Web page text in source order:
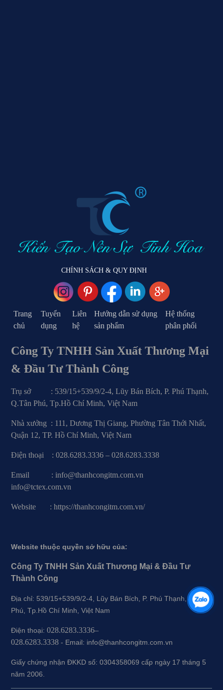
CHÍNH SÁCH & QUY ĐỊNH
Trang
chủ
Tuyển
dụng
Liên
hệ
Hướng dẫn sử dụng
sản phẩm
Hệ thống
phân phối
Công Ty TNHH Sản Xuất Thương Mại
& Đầu Tư Thành Công
Trụ sở : 539/15+539/9/2-4, Lũy Bán Bích, P. Phú Thạnh,
Q.Tân Phú, Tp.Hồ Chí Minh, Việt Nam
Nhà xưởng : 111, Dương Thị Giang, Phường Tân Thới Nhất,
Quận 12, TP. Hồ Chí Minh, Việt Nam
Điện thoại : 028.6283.3336 – 028.6283.3338
Email : info@thanhcongitm.com.vn
info@tctex.com.vn
Website : https://thanhcongitm.com.vn/
Website thuộc quyền sở hữu của:
Công Ty TNHH Sản Xuất Thương Mại & Đầu Tư
Thành Công
Địa chỉ: 539/15+539/9/2-4, Lũy Bán Bích, P. Phú Thạnh, Q.Tân
Phú, Tp.Hồ Chí Minh, Việt Nam
Điện thoại:028.6283.3336–
028.6283.3338 - Email: info@thanhcongitm.com.vn
Giấy chứng nhận ĐKKD số: 0304358069 cấp ngày 17 tháng 5
năm 2006.